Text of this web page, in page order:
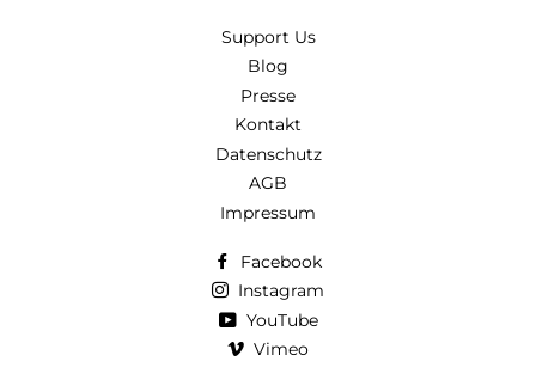
Support Us
Blog
Presse
Kontakt
Datenschutz
AGB
Impressum
Facebook
Instagram
YouTube
Vimeo